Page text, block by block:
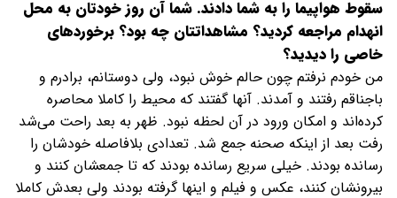
سقوط هواپیما را به شما دادند. شما آن روز خودتان به محل
انهدام مراجعه کردید؟ مشاهداتتان چه بود؟ برخوردهای
خاصی را دیدید؟
من خودم نرفتم چون حالم خوش نبود، ولی دوستانم، برادرم و
باجناقم رفتند و آمدند. آنها گفتند که محیط را کاملا محاصره
کرده‌اند و امکان ورود در آن لحظه نبود. ظهر به بعد راحت می‌شد
رفت بعد از اینکه صحنه جمع شد. تعدادی بلافاصله خودشان را
رسانده بودند. خیلی سریع رسانده بودند که تا جمعشان کنند و
بیرونشان کنند، عکس و فیلم و اینها گرفته بودند ولی بعدش کاملا